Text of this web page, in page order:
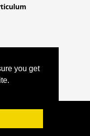
you get
CQLIFE.NET